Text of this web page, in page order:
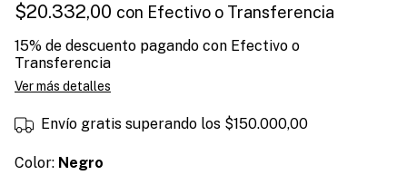
$20.332,00 con Efectivo o Transferencia
15% de descuento pagando con Efectivo o
Transferencia
Ver más detalles
Envío gratis superando los $150.000,00
Color: Negro